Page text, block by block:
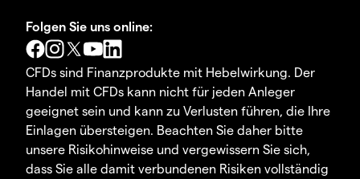
Folgen Sie uns online:
CFDs sind Finanzprodukte mit Hebelwirkung. Der
Handel mit CFDs kann nicht für jeden Anleger
geeignet sein und kann zu Verlusten führen, die Ihre
Einlagen übersteigen. Beachten Sie daher bitte
unsere Risikohinweise und vergewissern Sie sich,
dass Sie alle damit verbundenen Risiken vollständig